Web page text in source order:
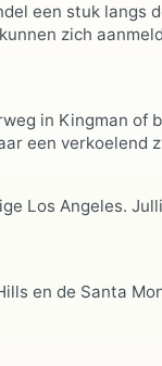
een stuk langs
zich
in Kingman of
een verkoelend
Los Angeles.
en de Santa